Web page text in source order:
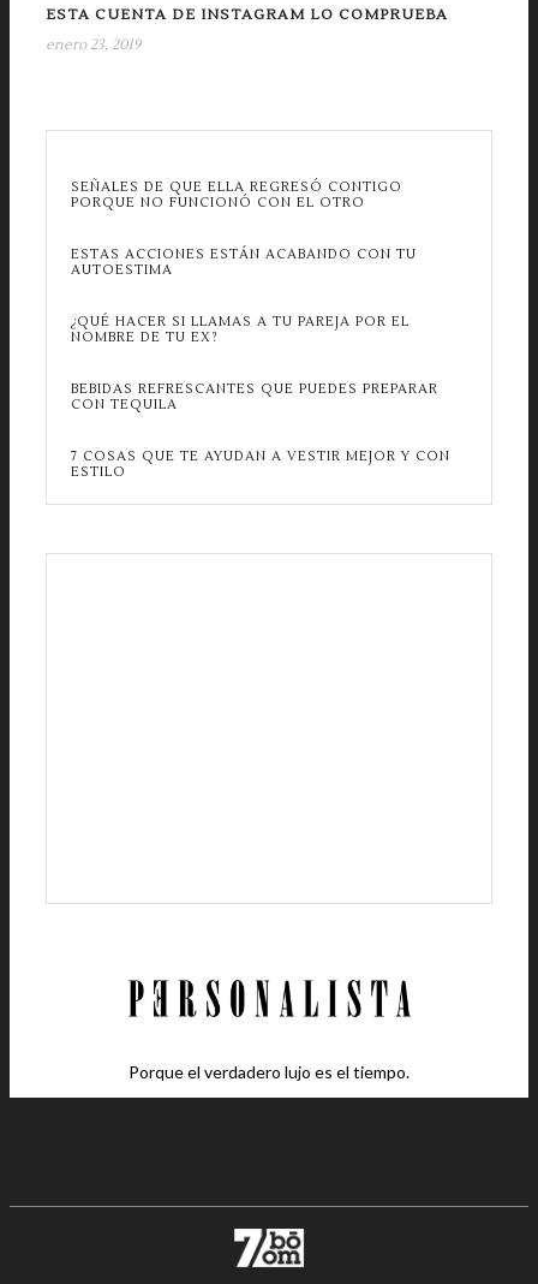
ESTA CUENTA DE INSTAGRAM LO COMPRUEBA
enero 23, 2019
SEÑALES DE QUE ELLA REGRESÓ CONTIGO
PORQUE NO FUNCIONÓ CON EL OTRO
ESTAS ACCIONES ESTÁN ACABANDO CON TU
AUTOESTIMA
¿QUÉ HACER SI LLAMAS A TU PAREJA POR EL
NOMBRE DE TU EX?
BEBIDAS REFRESCANTES QUE PUEDES PREPARAR
CON TEQUILA
7 COSAS QUE TE AYUDAN A VESTIR MEJOR Y CON
ESTILO
Porque el verdadero lujo es el tiempo.